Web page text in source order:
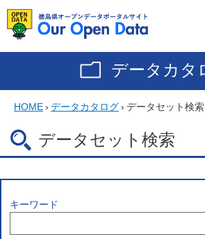
データカタ
HOME› データカタログ› データセット検索
データセット検索
キーワード